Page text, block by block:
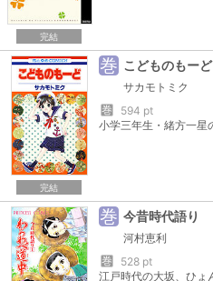
完結
完結
巻 こどものもーど
サカモトミク
巻
594 pt
巻 今昔時代語り
河村恵利
巻
528 pt